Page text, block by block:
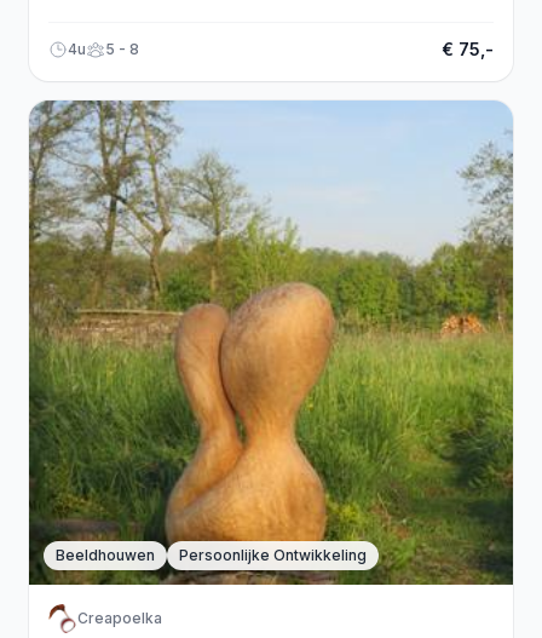
4u 5 - 8 € 75,-
Beeldhouwen Persoonlijke Ontwikkeling
Creapoelka